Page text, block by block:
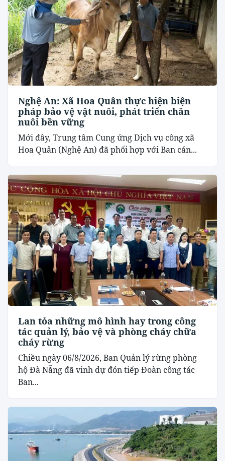
Nghệ An: Xã Hoa Quân thực hiện biện
pháp bảo vệ vật nuôi, phát triển chăn
nuôi bền vững
Mới đây, Trung tâm Cung ứng Dịch vụ công xã
Hoa Quân (Nghệ An) đã phối hợp với Ban cán...
Lan tỏa những mô hình hay trong công
tác quản lý, bảo vệ và phòng cháy chữa
cháy rừng
Chiều ngày 06/8/2026, Ban Quản lý rừng phòng
hộ Đà Nẵng đã vinh dự đón tiếp Đoàn công tác
Ban...